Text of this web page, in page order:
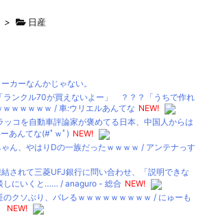
> 日産
カーなんかじゃない。
ランクル70が買えないよー」 ？？？「うちで作れ
ｗｗｗｗｗ / 車:ウリエルあんてな NEW!
ッコを自動車評論家が褒めてる日本、中国人からは
あんてな(#ﾟｗﾟ) NEW!
ゃん、やはりDの一族だったｗｗｗｗ / アンテナっす
されて三菱UFJ銀行に問い合わせ、「説明できな
しにいくと…… / anaguro - 総合 NEW!
のクソぶり、バレるｗｗｗｗｗｗｗｗｗ / にゅーも
NEW!